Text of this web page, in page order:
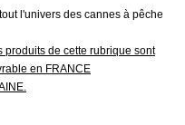
l'univers des cannes à pêche
produits de cette rubrique sont
en FRANCE